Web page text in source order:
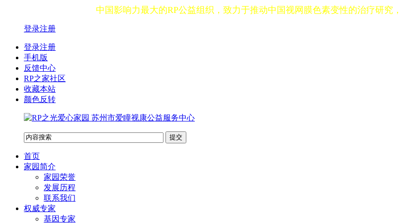
中国影响力最大的RP公益组织，致力于推动中国视网膜色素变性的治疗研究
登录注册
登录注册
手机版
反馈中心
RP之家社区
收藏本站
颜色反转
首页
家园简介
家园荣誉
发展历程
联系我们
权威专家
基因专家